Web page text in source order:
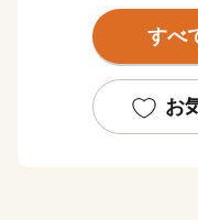
る渡り鳥の中継地「
界的にも珍しい三重
【ワンストップ特例
すべ
お